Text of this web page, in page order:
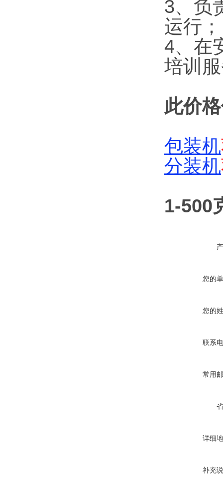
3、负
运行；
4、在
培训
此价
包装机
分装机
1-500
您的
您的
联系
常用
详细
补充